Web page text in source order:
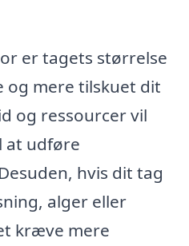
er tagets størrelse
og mere tilskuet dit
og ressourcer vil
at udføre
hvis dit tag
alger eller
kræve mere